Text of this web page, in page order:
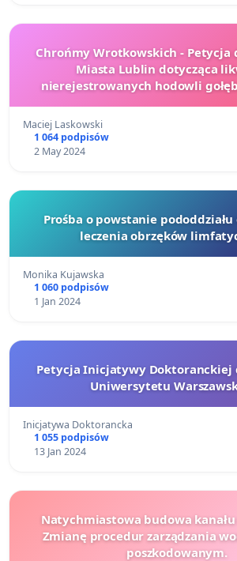
Chrońmy Wrotkowskich - Petycja
Miasta Lublin dotycząca
nierejestrowanych hodowli
Maciej Laskowski
1 064 podpisów
2 May 2024
Prośba o powstanie pododdziału oraz poradni
leczenia obrzęków
Monika Kujawska
1 060 podpisów
1 Jan 2024
Petycja Inicjatywy Doktoranckiej
Uniwersytetu
Inicjatywa Doktorancka
1 055 podpisów
13 Jan 2024
Natychmiastowa budowa
Zmianę procedur zarządzania
poszkodowanym.